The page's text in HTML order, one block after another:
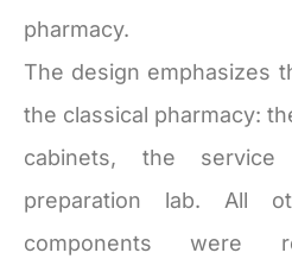
pharmacy.
The design emphasizes
the classical pharmacy:
cabinets, the
preparation lab. All
components were